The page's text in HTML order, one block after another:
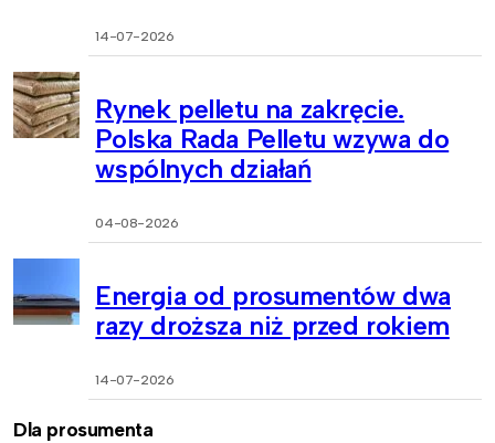
14-07-2026
Rynek pelletu na zakręcie.
Polska Rada Pelletu wzywa do
wspólnych działań
04-08-2026
Energia od prosumentów dwa
razy droższa niż przed rokiem
14-07-2026
Dla prosumenta